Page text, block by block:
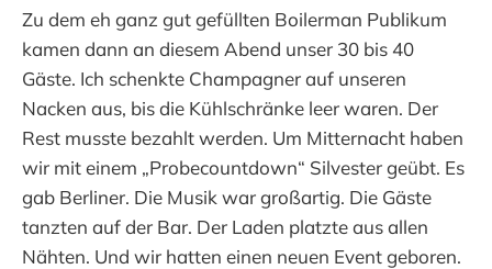
Zu dem eh ganz gut gefüllten Boilerman Publikum
kamen dann an diesem Abend unser 30 bis 40
Gäste. Ich schenkte Champagner auf unseren
Nacken aus, bis die Kühlschränke leer waren. Der
Rest musste bezahlt werden. Um Mitternacht haben
wir mit einem „Probecountdown“ Silvester geübt. Es
gab Berliner. Die Musik war großartig. Die Gäste
tanzten auf der Bar. Der Laden platzte aus allen
Nähten. Und wir hatten einen neuen Event geboren.